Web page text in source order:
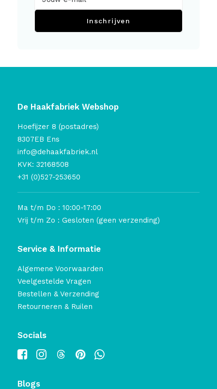
Inschrijven
De Haakfabriek Webshop
Hoefijzer 8 (postadres)
8307EB Ens
info@dehaakfabriek.nl
KVK: 32168508
+31 (0)527-253650
Ma t/m Do : 10:00-17:00
Vrij t/m Zo : Gesloten (geen verzending)
Service & Informatie
Algemene Voorwaarden
Veelgestelde Vragen
Bestellen & Verzending
Retourneren & Ruilen
Socials
Blogs